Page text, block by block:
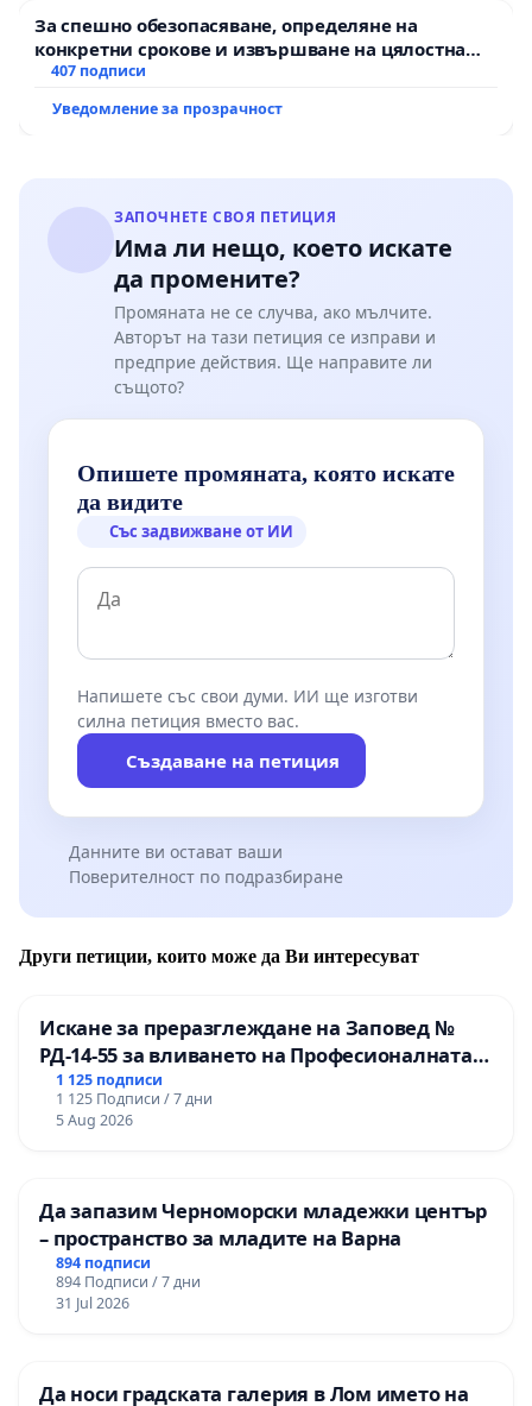
За спешно обезопасяване, определяне на
конкретни срокове и извършване на цялостна
рехабилитация на републиканския път между
Мирово - к.к. Момин проход
407 подписи
Уведомление за прозрачност
ЗАПОЧНЕТЕ СВОЯ ПЕТИЦИЯ
Има ли нещо, което искате
да промените?
Промяната не се случва, ако мълчите.
Авторът на тази петиция се изправи и
предприе действия. Ще направите ли
същото?
Опишете промяната, която искате
да видите
Със задвижване от ИИ
Напишете със свои думи. ИИ ще изготви
силна петиция вместо вас.
Създаване на петиция
Данните ви остават ваши
Поверителност по подразбиране
Други петиции, които може да Ви интересуват
Искане за преразглеждане на Заповед №
РД-14-55 за вливането на Професионалната
гимназия по промишлени технологии в
Професионалната гимназия по икономика и
мениджмънт – гр. Пазарджик
1 125 подписи
1 125 Подписи / 7 дни
5 Aug 2026
Да запазим Черноморски младежки център
– пространство за младите на Варна
894 подписи
894 Подписи / 7 дни
31 Jul 2026
Да носи градската галерия в Лом името на